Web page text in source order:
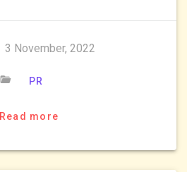
3 November, 2022
PR
Read more